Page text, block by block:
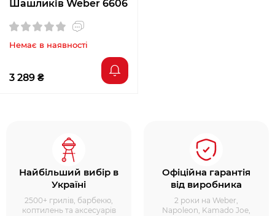
Шашликів Weber 6606
Немає в наявності
3 289 ₴
Найбільший вибір в
Україні
2500+ грилів, барбекю,
коптилень та аксесуарів
Офіційна гарантія
від виробника
2 роки на Weber,
Napoleon, Kamado Joe,